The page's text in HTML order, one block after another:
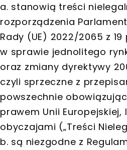
a. stanowią treści
rozporządzenia
Rady (UE) 2022/2065 z
w sprawie jednolitego
oraz zmiany dyrektywy
czyli sprzeczne z
powszechnie
prawem Unii
obyczajami („Treści
b. są niezgodne z